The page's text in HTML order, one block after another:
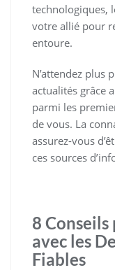
technologiques,
votre allié pour
entoure.
N’attendez plus
actualités grâce
parmi les
de vous. La
assurez-vous
ces sources
8
avec les
Fiables